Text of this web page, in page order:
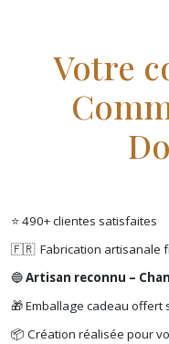
Votre
⭐ 490+ clientes satisfaites
🇫🇷 Fabrication artisanale
🔵Artisan reconnu –
🎁 Emballage cadeau offert
📦 Création réalisée pour